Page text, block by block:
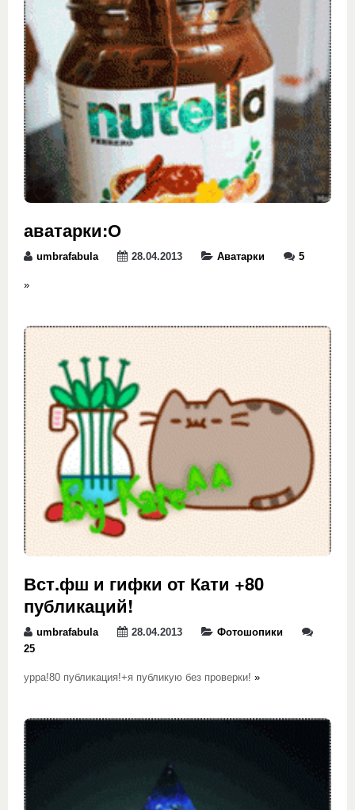
аватарки:О
umbrafabula 28.04.2013 Аватарки 5
»
Вст.фш и гифки от Кати +80
публикаций!
umbrafabula 28.04.2013
Фотошопики
25
урра!80 публикация!+я публикую без проверки! »